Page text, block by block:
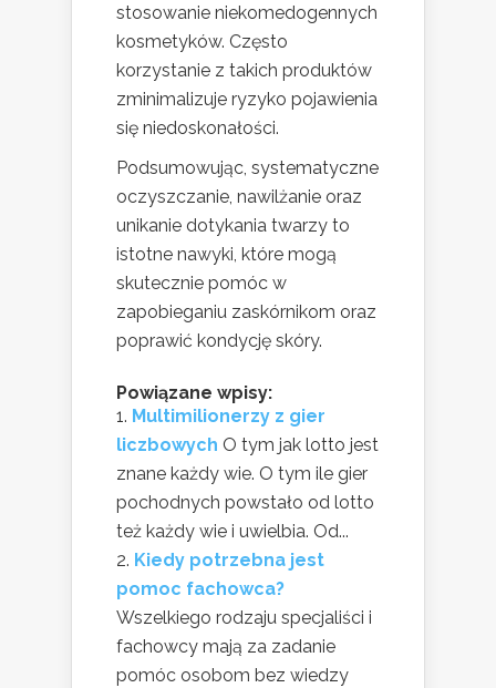
stosowanie niekomedogennych
kosmetyków. Często
korzystanie z takich produktów
zminimalizuje ryzyko pojawienia
się niedoskonałości.
Podsumowując, systematyczne
oczyszczanie, nawilżanie oraz
unikanie dotykania twarzy to
istotne nawyki, które mogą
skutecznie pomóc w
zapobieganiu zaskórnikom oraz
poprawić kondycję skóry.
Powiązane wpisy:
Multimilionerzy z gier
liczbowych O tym jak lotto jest
znane każdy wie. O tym ile gier
pochodnych powstało od lotto
też każdy wie i uwielbia. Od...
Kiedy potrzebna jest
pomoc fachowca?
Wszelkiego rodzaju specjaliści i
fachowcy mają za zadanie
pomóc osobom bez wiedzy